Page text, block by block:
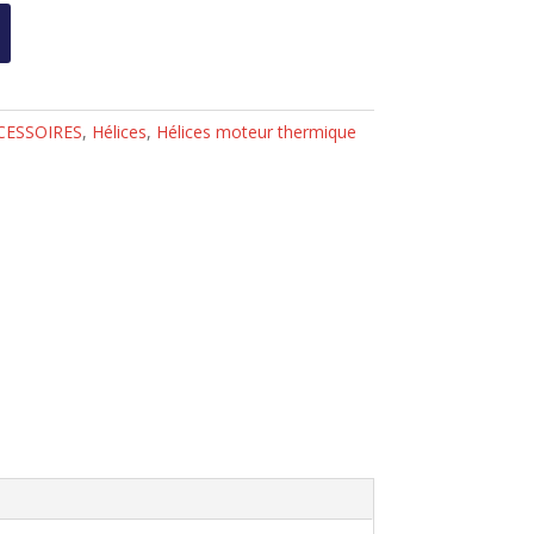
, Hélices, Hélices moteur thermique